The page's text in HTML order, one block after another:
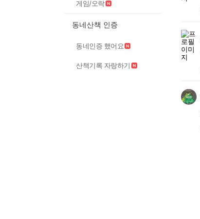
게임/오락
동네산책 인증
동네인증 했어요
산책기록 자랑하기